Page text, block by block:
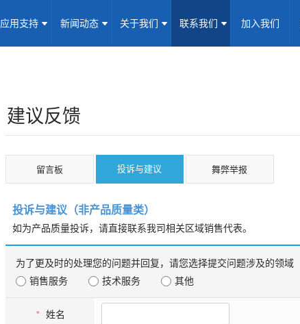
应用支持 新闻动态 关于我们 联系我们 加入我们
应用支持
新闻动态 企业动态 产品动态 技术应用
关于我们 企业简介 荣誉资质
联系我们 联系信息 建议反馈 线上商城
加入我们 加入我们
功能板块
建议反馈
建议反馈留言板 投诉与建议 舞弊举报
投诉与建议（非产品质量类）
如为产品质量投诉，请直接联系我司相关区域销售代表。
为了更及时的处理您的问题并回复，请您选择提交问题涉及的领域
销售服务
技术服务 其他
* 姓名